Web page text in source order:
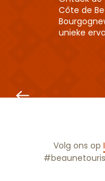
Côte de
unieke
Volg ons op